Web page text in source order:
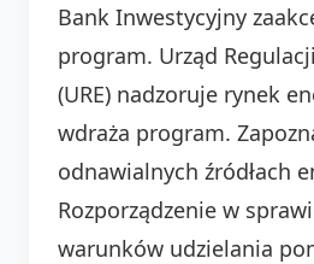
Bank Inwestycyjny
program. Urząd
(URE) nadzoruje rynek
wdraża program.
odnawialnych źródłach
Rozporządzenie w
warunków udzielania